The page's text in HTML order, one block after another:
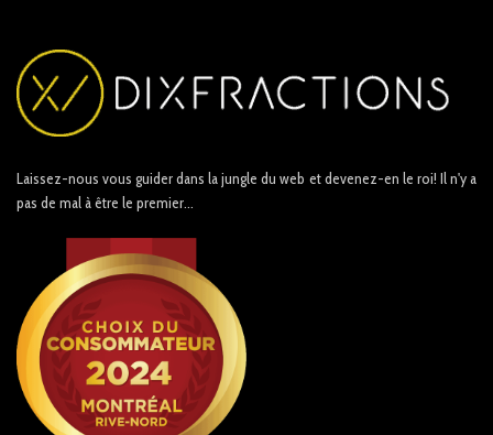
Laissez-nous vous guider dans la jungle du web et devenez-en le roi! Il n'y a
pas de mal à être le premier...